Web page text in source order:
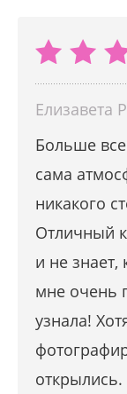
Елизавета
Больше
сама
никакого
Отличный
и не
мне очень
узнала!